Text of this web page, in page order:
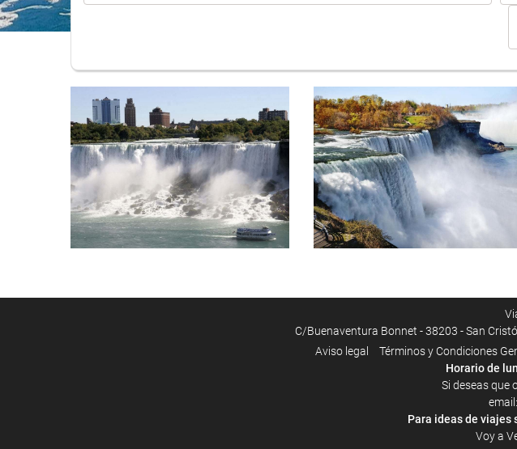
C/Buenaventura Bonnet - 38203 - San
Aviso legal Términos y Condiciones
Horario de lunes
Si deseas que
email:
Para ideas de viajes
Voy a